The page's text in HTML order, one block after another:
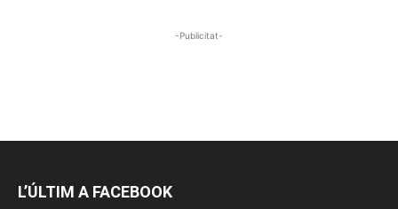
-Publicitat-
L’ÚLTIM A FACEBOOK